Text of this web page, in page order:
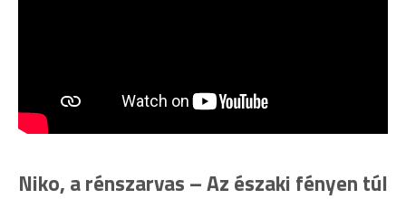
Niko, a rénszarvas – Az északi fényen túl